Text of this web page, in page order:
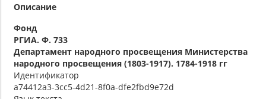
Описание
Фонд
РГИА. Ф. 733
Департамент народного просвещения Министерства
народного просвещения (1803-1917). 1784-1918 гг
Идентификатор
a74412a3-3cc5-4d21-8f0a-dfe2fbd9e72d